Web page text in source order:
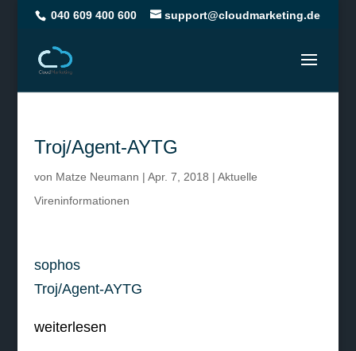
040 609 400 600 support@cloudmarketing.de
Troj/Agent-AYTG
von Matze Neumann | Apr. 7, 2018 | Aktuelle
Vireninformationen
sophos
Troj/Agent-AYTG
weiterlesen